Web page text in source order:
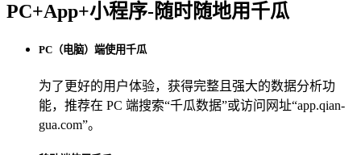
PC+App+小程序-随时随地用千瓜
PC（电脑）端使用千瓜
为了更好的用户体验，获得完整且强大的数据分析功
能，推荐在 PC 端搜索“千瓜数据”或访问网址“app.qian-
gua.com”。